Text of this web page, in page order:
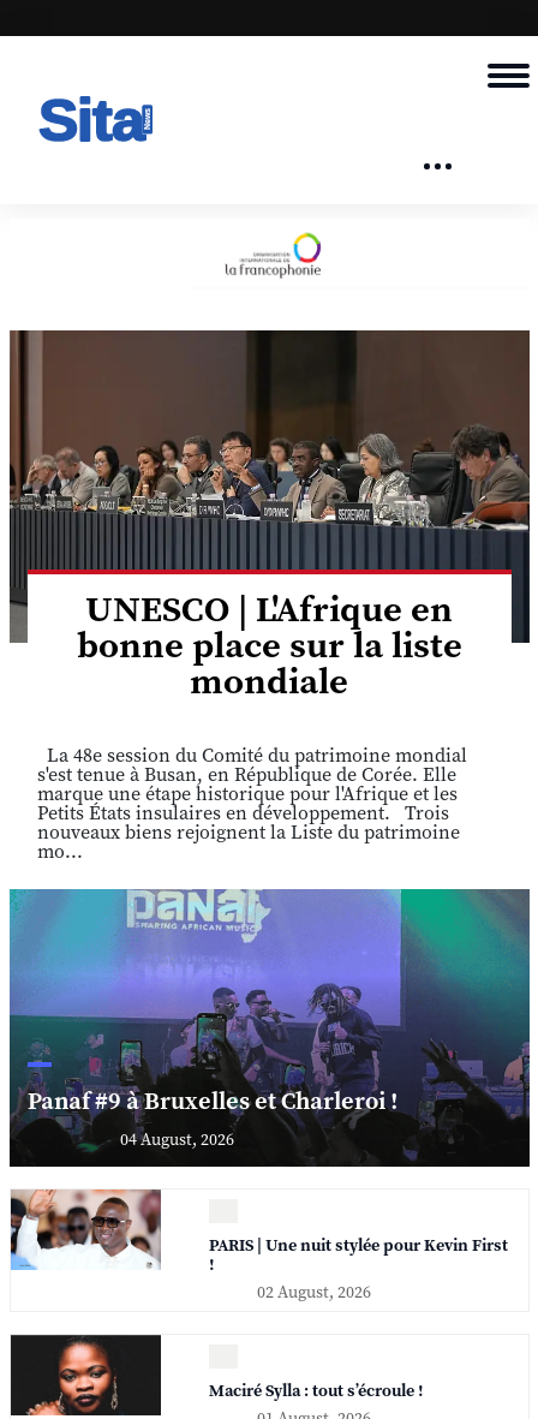
UNESCO | L'Afrique en
bonne place sur la liste
mondiale
La 48e session du Comité du patrimoine mondial
s'est tenue à Busan, en République de Corée. Elle
marque une étape historique pour l'Afrique et les
Petits États insulaires en développement. Trois
nouveaux biens rejoignent la Liste du patrimoine
mo...
Panaf #9 à Bruxelles et Charleroi !
04 August, 2026
PARIS | Une nuit stylée pour Kevin First
!
02 August, 2026
Maciré Sylla : tout s’écroule !